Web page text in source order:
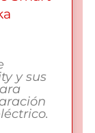
y sus